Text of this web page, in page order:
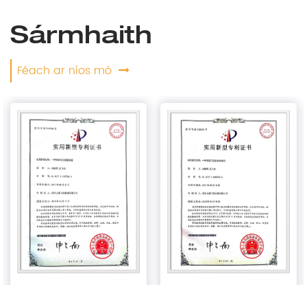
Sármhaith
Féach ar níos mó